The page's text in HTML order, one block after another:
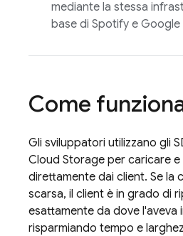
mediante la stessa
base di Spotify e Google
Come
Gli sviluppatori utilizzano gli
Cloud Storage per caricare
direttamente dai client. Se la
scarsa, il client è in grado di
esattamente da dove l'aveva
risparmiando tempo e